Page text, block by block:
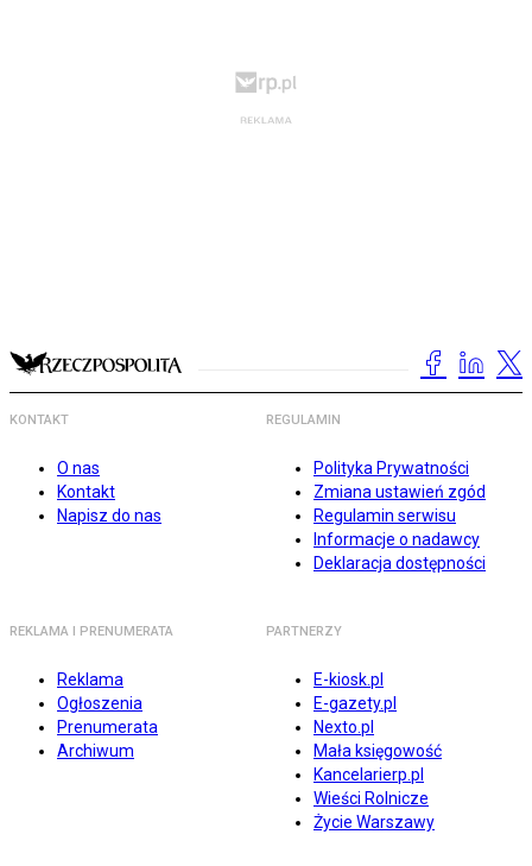
KONTAKT
O nas
Kontakt
Napisz do nas
REGULAMIN
Polityka Prywatności
Zmiana ustawień zgód
Regulamin serwisu
Informacje o nadawcy
Deklaracja dostępności
REKLAMA I PRENUMERATA
Reklama
Ogłoszenia
Prenumerata
Archiwum
PARTNERZY
E-kiosk.pl
E-gazety.pl
Nexto.pl
Mała księgowość
Kancelarierp.pl
Wieści Rolnicze
Życie Warszawy